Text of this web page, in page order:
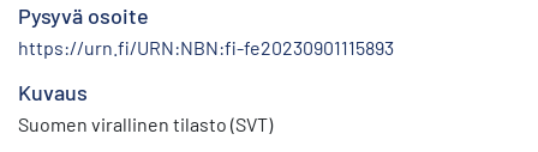
Pysyvä osoite
https://urn.fi/URN:NBN:fi-fe20230901115893
Kuvaus
Suomen virallinen tilasto (SVT)